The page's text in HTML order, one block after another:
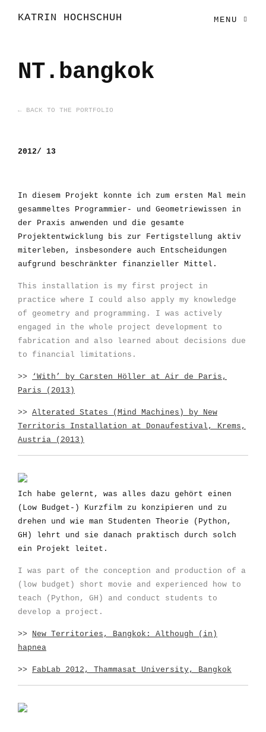
KATRIN HOCHSCHUH MENU
NT.bangkok
← BACK TO THE PORTFOLIO
2012/ 13
In diesem Projekt konnte ich zum ersten Mal mein
gesammeltes Programmier- und Geometriewissen in
der Praxis anwenden und die gesamte
Projektentwicklung bis zur Fertigstellung aktiv
miterleben, insbesondere auch Entscheidungen
aufgrund beschränkter finanzieller Mittel.
This installation is my first project in
practice where I could also apply my knowledge
of geometry and programming. I was actively
engaged in the whole project development to
fabrication and also learned about decisions due
to financial limitations.
>>
‘With’ by Carsten Höller at Air de Paris,
Paris (2013)
>> Alterated States (Mind Machines) by New
Territoris Installation at Donaufestival, Krems,
Austria (2013)
Ich habe gelernt, was alles dazu gehört einen
(Low Budget-) Kurzfilm zu konzipieren und zu
drehen und wie man Studenten Theorie (Python,
GH) lehrt und sie danach praktisch durch solch
ein Projekt leitet.
I was part of the conception and production of a
(low budget) short movie and experienced how to
teach (Python, GH) and conduct students to
develop a project.
>>
New Territories, Bangkok: Although (in)
hapnea
>> FabLab 2012, Thammasat University, Bangkok